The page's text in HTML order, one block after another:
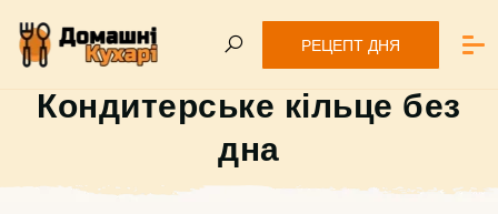
РЕЦЕПТ ДНЯ
Кондитерське кільце без
дна